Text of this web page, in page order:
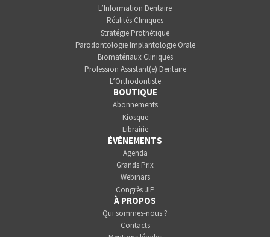
L’Information Dentaire
Réalités Cliniques
Stratégie Prothétique
Parodontologie Implantologie Orale
Biomatériaux Cliniques
Profession Assistant(e) Dentaire
L’Orthodontiste
BOUTIQUE
Abonnements
Kiosque
Librairie
ÉVÉNEMENTS
Agenda
Grands Prix
Webinars
Congrès JIP
À PROPOS
Qui sommes-nous ?
Contacts